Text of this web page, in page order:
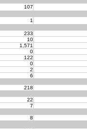
107
1
233
10
1,571
0
122
0
2
6
218
22
7
8